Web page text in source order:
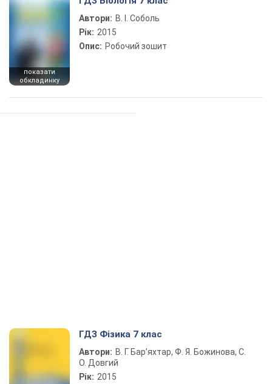
показати
обкладинку
Автори: В. І. Соболь
Рік: 2015
Опис: Робочий зошит
ГДЗ Фізика 7 клас
Автори: В. Г. Бар’яхтар, Ф. Я. Божинова, С.
О. Довгий
Рік: 2015